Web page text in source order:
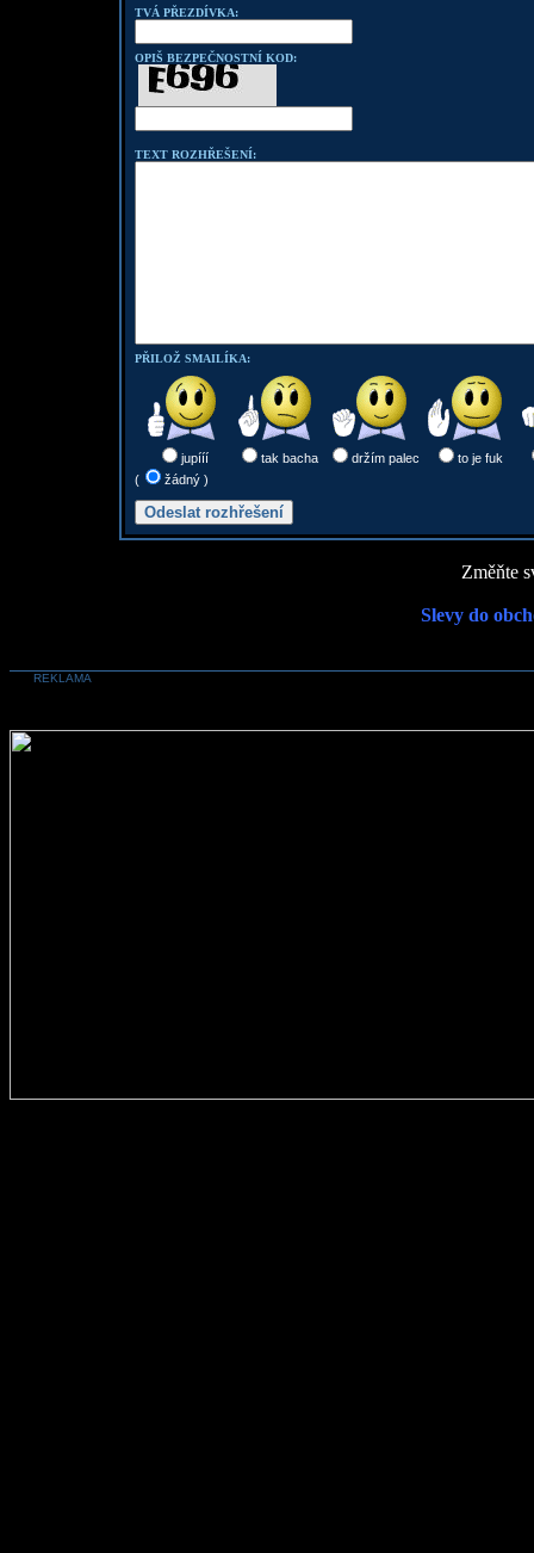
TVÁ PŘEZDÍVKA:
OPIŠ BEZPEČNOSTNÍ KOD:
TEXT ROZHŘEŠENÍ:
PŘILOŽ SMAILÍKA:
jupííí tak bacha držím palec
to je fuk
(
žádný )
Změňte
Slevy do
REKLAMA